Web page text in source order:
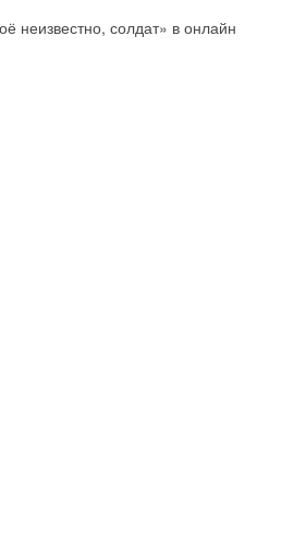
неизвестно, солдат» в онлайн